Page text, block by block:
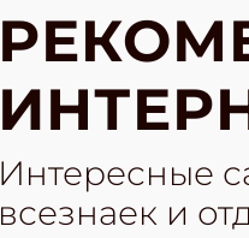
Интересные
всезнаек и